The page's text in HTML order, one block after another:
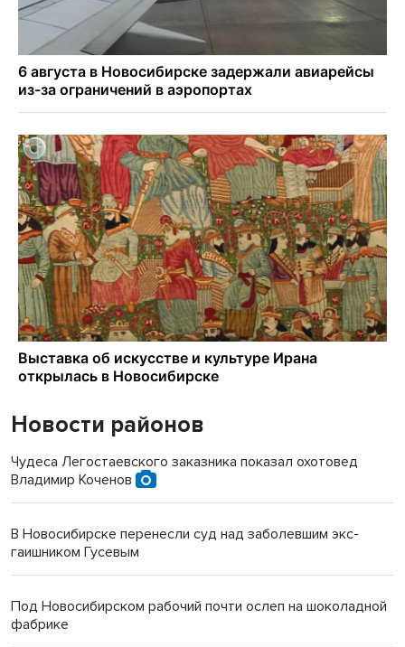
Новости районов
Чудеса Легостаевского заказника показал охотовед
Владимир Коченов
В Новосибирске перенесли суд над заболевшим экс-
гаишником Гусевым
Под Новосибирском рабочий почти ослеп на шоколадной
фабрике